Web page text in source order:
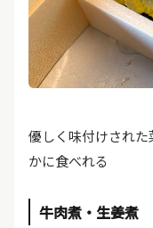
優しく味付けされ
かに食べれる
牛肉煮・生姜煮